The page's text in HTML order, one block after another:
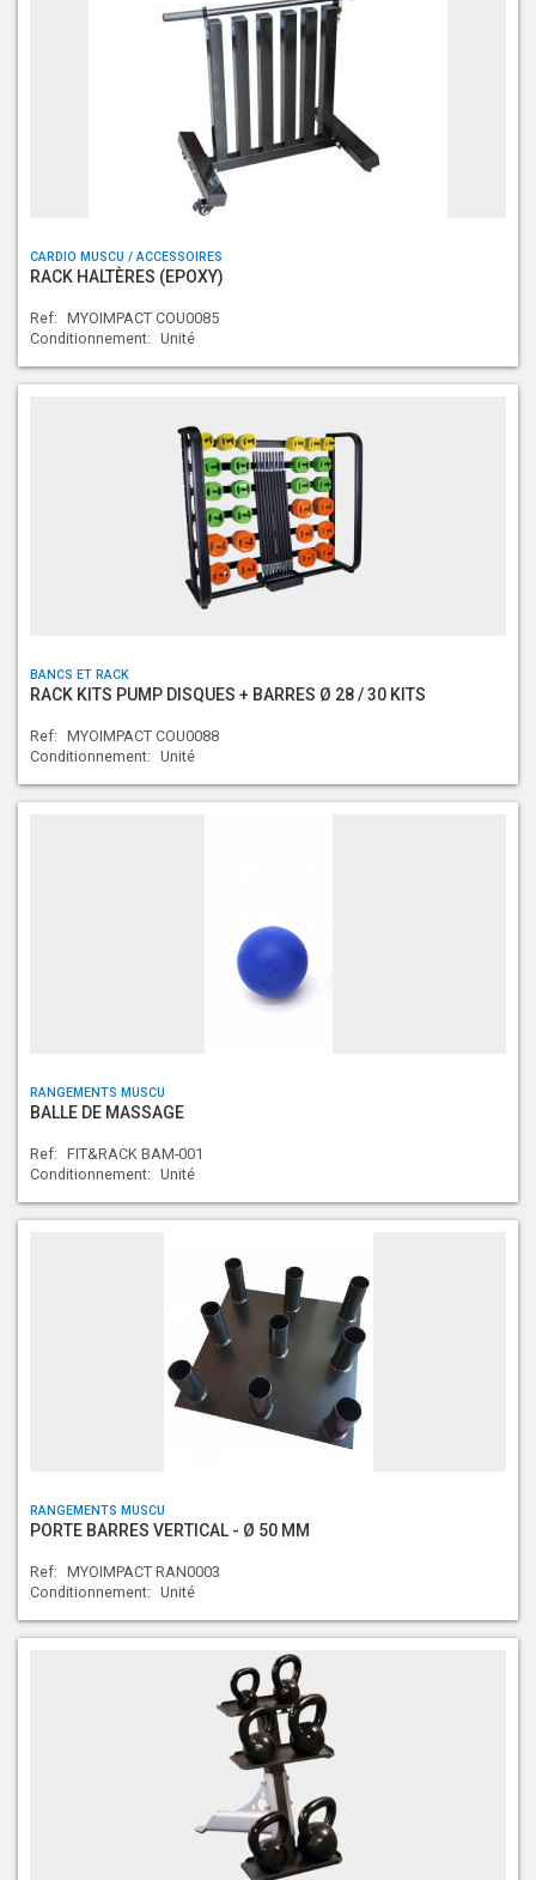
CARDIO MUSCU / ACCESSOIRES
RACK HALTÈRES (EPOXY)
Ref: MYOIMPACT COU0085
Conditionnement: Unité
BANCS ET RACK
RACK KITS PUMP DISQUES + BARRES Ø 28 / 30 KITS
Ref: MYOIMPACT COU0088
Conditionnement: Unité
RANGEMENTS MUSCU
BALLE DE MASSAGE
Ref: FIT&RACK BAM-001
Conditionnement: Unité
RANGEMENTS MUSCU
PORTE BARRES VERTICAL - Ø 50 MM
Ref: MYOIMPACT RAN0003
Conditionnement: Unité